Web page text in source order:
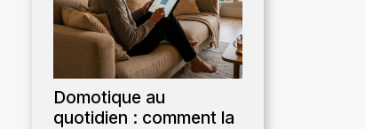
Domotique au
quotidien : comment la